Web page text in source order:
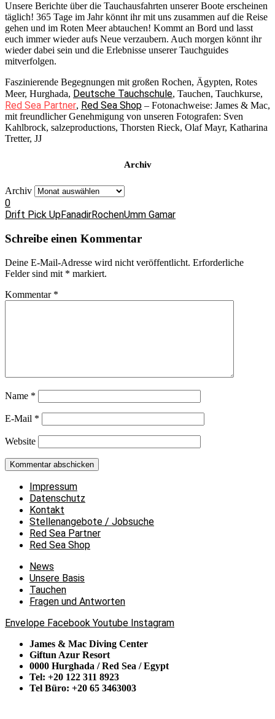
Unsere Berichte über die Tauchausfahrten unserer Boote erscheinen
täglich! 365 Tage im Jahr könnt ihr mit uns zusammen auf die Reise
gehen und im Roten Meer abtauchen! Kommt an Bord und lasst
euch immer wieder aufs Neue verzaubern. Auch morgen könnt ihr
wieder dabei sein und die Erlebnisse unserer Tauchguides
mitverfolgen.
Faszinierende Begegnungen mit großen Rochen, Ägypten, Rotes
Meer, Hurghada, Deutsche Tauchschule, Tauchen, Tauchkurse,
Red Sea Partner, Red Sea Shop – Fotonachweise: James & Mac,
mit freundlicher Genehmigung von unseren Fotografen: Sven
Kahlbrock, salzeproductions, Thorsten Rieck, Olaf Mayr, Katharina
Tretter, JJ
Archiv
Archiv
0
Drift Pick UpFanadirRochenUmm Gamar
Schreibe einen Kommentar
Deine E-Mail-Adresse wird nicht veröffentlicht. Erforderliche
Felder sind mit * markiert.
Kommentar *
Name *
E-Mail *
Website
Impressum
Datenschutz
Kontakt
Stellenangebote / Jobsuche
Red Sea Partner
Red Sea Shop
News
Unsere Basis
Tauchen
Fragen und Antworten
Envelope Facebook Youtube Instagram
James & Mac Diving Center
Giftun Azur Resort
0000 Hurghada / Red Sea / Egypt
Tel: +20 122 311 8923
Tel Büro: +20 65 3463003